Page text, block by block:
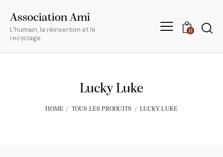
Association Ami
L'humain, la réinsertion et le
recyclage
0
Lucky Luke
HOME TOUS LES PRODUITS LUCKY LUKE